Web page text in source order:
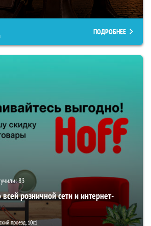
ПОДРОБНЕЕ
83
розничной сети и интернет-
проезд, 10с1